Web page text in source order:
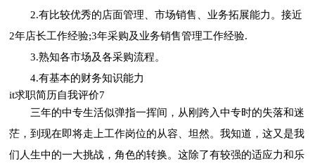
2.有比较优秀的店面管理、市场销售、业务拓展能力。接近
2年店长工作经验;3年采购及业务销售管理工作经验.
3.熟知各市场及各采购流程。
4.有基本的财务知识能力
it求职简历自我评价7
三年的中专生活似弹指一挥间，从刚跨入中专时的失落和迷
茫，到现在即将走上工作岗位的从容、坦然。我知道，这又是我
们人生中的一大挑战，角色的转换。这除了有较强的适应力和乐